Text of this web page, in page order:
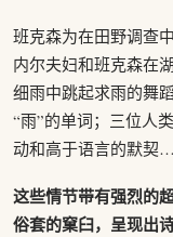
班克森为在田野调查
内尔夫妇和班克森在
细雨中跳起求雨的舞
“雨”的单词；三位人
动和高于语言的默
这些情节带有强烈的
俗套的窠臼，呈现出